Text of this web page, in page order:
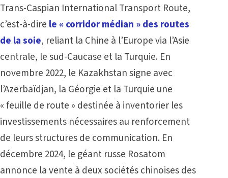
Trans-Caspian International Transport Route,
c’est-à-dire le « corridor médian » des routes
de la soie, reliant la Chine à l’Europe via l’Asie
centrale, le sud-Caucase et la Turquie. En
novembre 2022, le Kazakhstan signe avec
l’Azerbaïdjan, la Géorgie et la Turquie une
« feuille de route » destinée à inventorier les
investissements nécessaires au renforcement
de leurs structures de communication. En
décembre 2024, le géant russe Rosatom
annonce la vente à deux sociétés chinoises des